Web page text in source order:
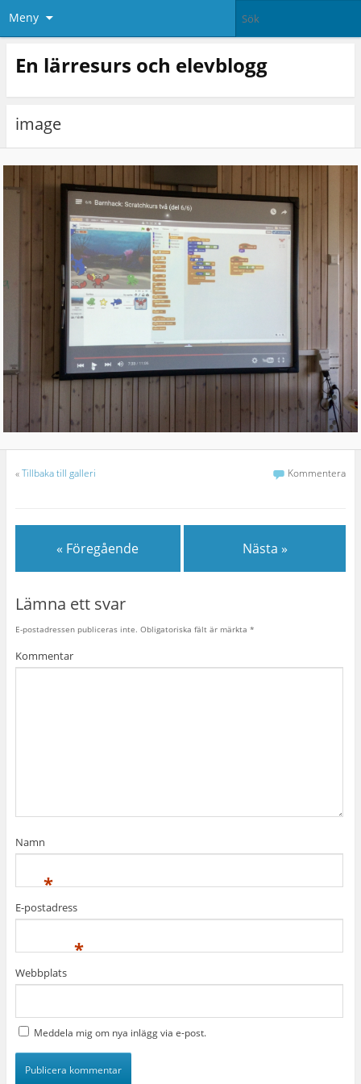
Meny
En lärresurs och elevblogg
image
«Tillbaka till galleri Kommentera
« Föregående Nästa »
Lämna ett svar
E-postadressen publiceras inte. Obligatoriska fält är märkta *
Kommentar
Namn
*
E-postadress
*
Webbplats
Meddela mig om nya inlägg via e-post.